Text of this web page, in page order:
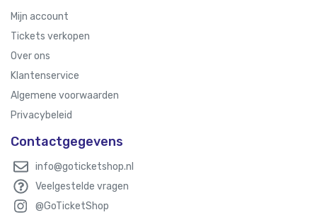
Mijn account
Tickets verkopen
Over ons
Klantenservice
Algemene voorwaarden
Privacybeleid
Contactgegevens
info@goticketshop.nl
Veelgestelde vragen
@GoTicketShop